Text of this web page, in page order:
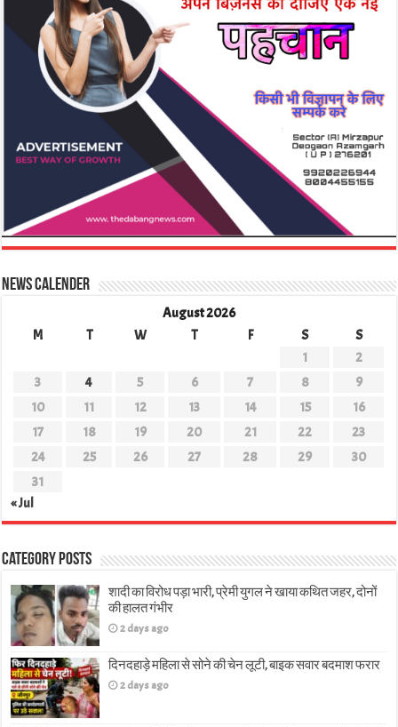
News Calender
August 2026
M
T W T F S
S
1
2
3
4 5 6 7 8
9
10
11 12 13 14 15
16
17
18 19 20 21 22
23
24
25 26 27 28 29
30
31
« Jul
Category Posts
शादी का विरोध पड़ा भारी, प्रेमी युगल ने खाया कथित जहर, दोनों
की हालत गंभीर
2 days ago
दिनदहाड़े महिला से सोने की चेन लूटी, बाइक सवार बदमाश फरार
2 days ago